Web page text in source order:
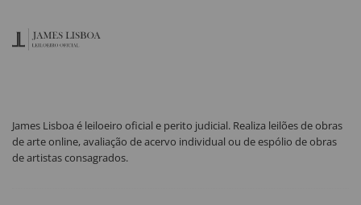
James Lisboa é leiloeiro oficial e perito judicial. Realiza leilões de obras
de arte online, avaliação de acervo individual ou de espólio de obras
de artistas consagrados.